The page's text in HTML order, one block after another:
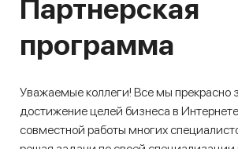
Партнерская
программа
Уважаемые коллеги! Все мы прекрасно
достижение целей бизнеса в
совместной работы многих